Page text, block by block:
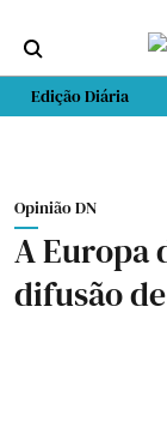
Edição Diária
Opinião DN
A Europa
difusão